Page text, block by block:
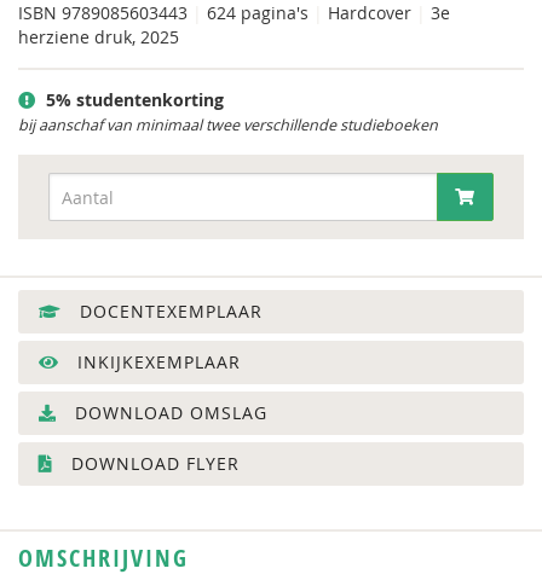
ISBN 9789085603443 624 pagina's Hardcover
3e
herziene druk, 2025
5% studentenkorting
bij aanschaf van minimaal twee verschillende studieboeken
DOCENTEXEMPLAAR
INKIJKEXEMPLAAR
DOWNLOAD OMSLAG
DOWNLOAD FLYER
OMSCHRIJVING